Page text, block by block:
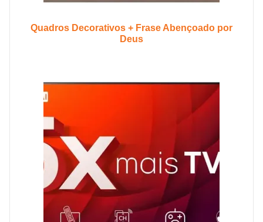
Quadros Decorativos + Frase Abençoado por
Deus